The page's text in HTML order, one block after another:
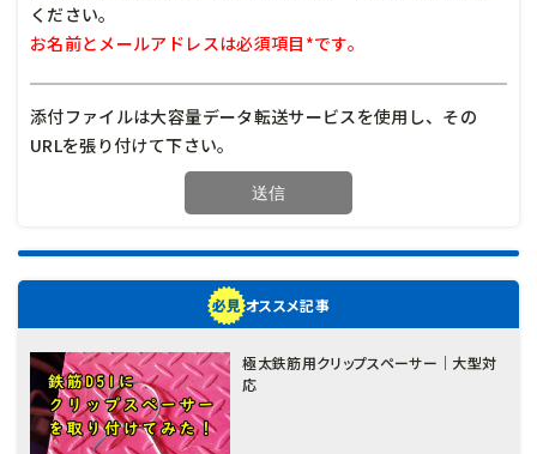
ください。
お名前とメールアドレスは必須項目*です。
添付ファイルは大容量データ転送サービスを使用し、その
URLを張り付けて下さい。
オススメ記事
極太鉄筋用クリップスペーサー｜大型対
応